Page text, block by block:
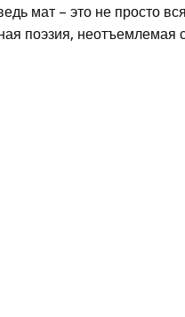
мат – это не просто
поэзия,